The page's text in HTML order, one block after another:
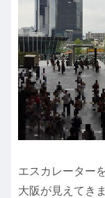
エスカレーター
大阪が見えてきま